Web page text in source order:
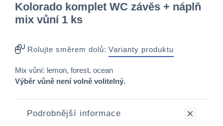
Kolorado komplet WC závěs + náplň
mix vůní 1 ks
Rolujte směrem dolů: Varianty produktu
Mix vůní: lemon, forest, ocean
Výběr vůně není volně volitelný.
Podrobnější informace